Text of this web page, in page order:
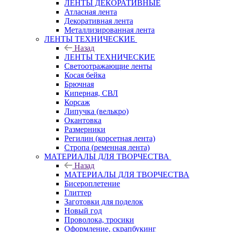
ЛЕНТЫ ДЕКОРАТИВНЫЕ
Атласная лента
Декоративная лента
Металлизированная лента
ЛЕНТЫ ТЕХНИЧЕСКИЕ
Назад
ЛЕНТЫ ТЕХНИЧЕСКИЕ
Светоотражающие ленты
Косая бейка
Брючная
Киперная, СВЛ
Корсаж
Липучка (велькро)
Окантовка
Размерники
Регилин (корсетная лента)
Стропа (ременная лента)
МАТЕРИАЛЫ ДЛЯ ТВОРЧЕСТВА
Назад
МАТЕРИАЛЫ ДЛЯ ТВОРЧЕСТВА
Бисероплетение
Глиттер
Заготовки для поделок
Новый год
Проволока, тросики
Оформление, скрапбукинг